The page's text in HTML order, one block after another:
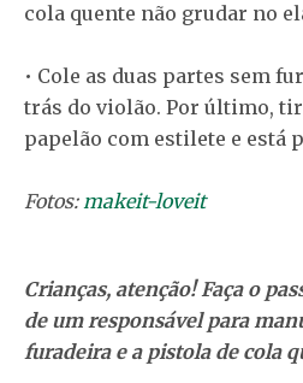
cola quente não grudar no
• Cole as duas partes sem
trás do violão. Por último,
papelão com estilete e está
Fotos:makeit-loveit
Crianças, atenção! Faça o
de um responsável para
furadeira e a pistola de cola